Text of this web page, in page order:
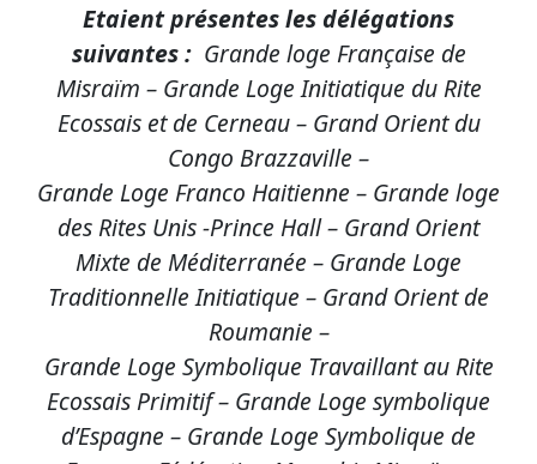
Etaient présentes les délégations
suivantes : Grande loge Française de
Misraïm – Grande Loge Initiatique du Rite
Ecossais et de Cerneau – Grand Orient du
Congo Brazzaville –
Grande Loge Franco Haitienne – Grande loge
des Rites Unis -Prince Hall – Grand Orient
Mixte de Méditerranée – Grande Loge
Traditionnelle Initiatique – Grand Orient de
Roumanie –
Grande Loge Symbolique Travaillant au Rite
Ecossais Primitif – Grande Loge symbolique
d’Espagne – Grande Loge Symbolique de